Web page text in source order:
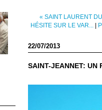
« SAINT LAURENT
HÉSITE SUR LE VAR...
|
22/07/2013
SAINT-JEANNET: UN